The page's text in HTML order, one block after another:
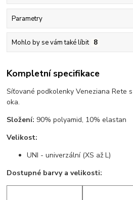
Parametry
Mohlo by se vám také líbit 8
Kompletní specifikace
Síťované podkolenky Veneziana Rete
oka.
Složení: 90% polyamid, 10% elastan
Velikost:
UNI - univerzální (XS až L)
Dostupné barvy a velikosti: